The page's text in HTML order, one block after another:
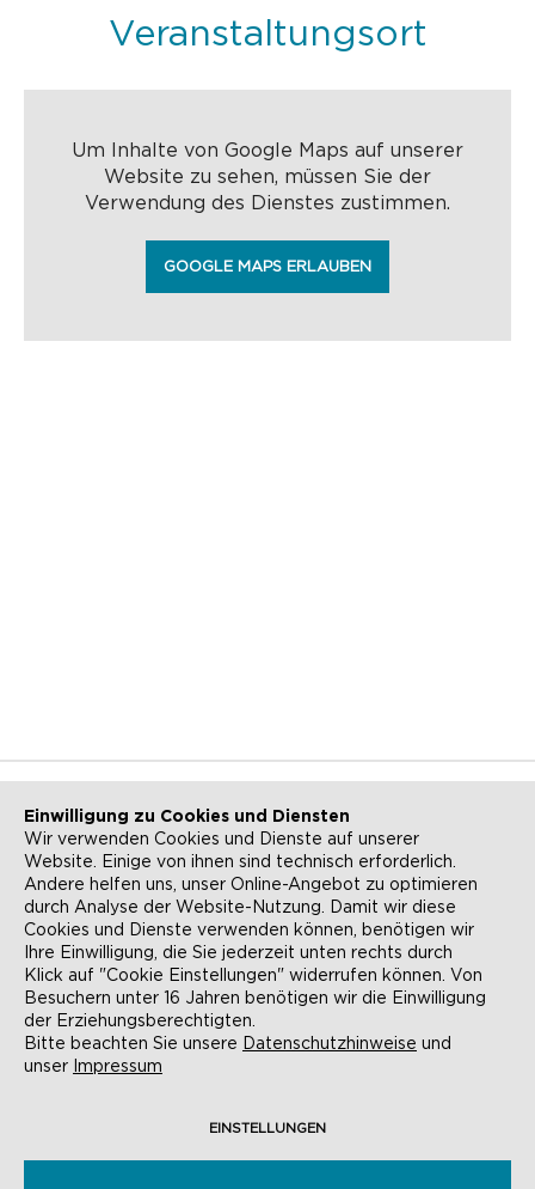
Veranstaltungsort
Um Inhalte von Google Maps auf unserer
Website zu sehen, müssen Sie der
Verwendung des Dienstes zustimmen.
GOOGLE MAPS ERLAUBEN
NEWSLETTER KONTAKT
ANFAHRT BARRIEREFREIHEIT
SUCHE AGB
DATENSCHUTZ
COOKIE-EINSTELLUNGEN
Einwilligung zu Cookies und Diensten
Wir verwenden Cookies und Dienste auf unserer
Website. Einige von ihnen sind technisch erforderlich.
Andere helfen uns, unser Online-Angebot zu optimieren
durch Analyse der Website-Nutzung. Damit wir diese
Cookies und Dienste verwenden können, benötigen wir
Ihre Einwilligung, die Sie jederzeit unten rechts durch
Klick auf "Cookie Einstellungen" widerrufen können. Von
Besuchern unter 16 Jahren benötigen wir die Einwilligung
der Erziehungsberechtigten.
Bitte beachten Sie unsere Datenschutzhinweise und
unser Impressum
EINSTELLUNGEN